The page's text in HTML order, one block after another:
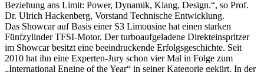
Beziehung ans Limit: Power, Dynamik, Klang, Design.“, so Prof.
Dr. Ulrich Hackenberg, Vorstand Technische Entwicklung.
Das Showcar auf Basis einer S3 Limousine hat einen starken
Fünfzylinder TFSI-Motor. Der turboaufgeladene Direkteinspritzer
im Showcar besitzt eine beeindruckende Erfolgsgeschichte. Seit
2010 hat ihn eine Experten-Jury schon vier Mal in Folge zum
„International Engine of the Year“ in seiner Kategorie gekürt. In der